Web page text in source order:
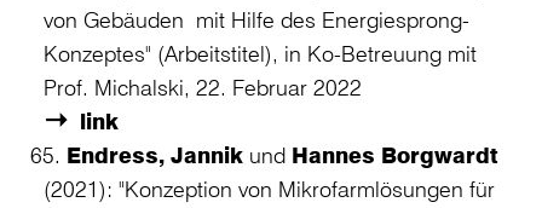
von Gebäuden mit Hilfe des Energiesprong-
Konzeptes" (Arbeitstitel), in Ko-Betreuung mit
Prof. Michalski, 22. Februar 2022
link
Endress, Jannik und Hannes Borgwardt
(2021): "Konzeption von Mikrofarmlösungen für